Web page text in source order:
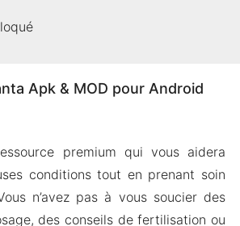
Apk & MOD pour Android
premium qui vous aidera
conditions tout en prenant soin
n’avez pas à vous soucier des
des conseils de fertilisation ou